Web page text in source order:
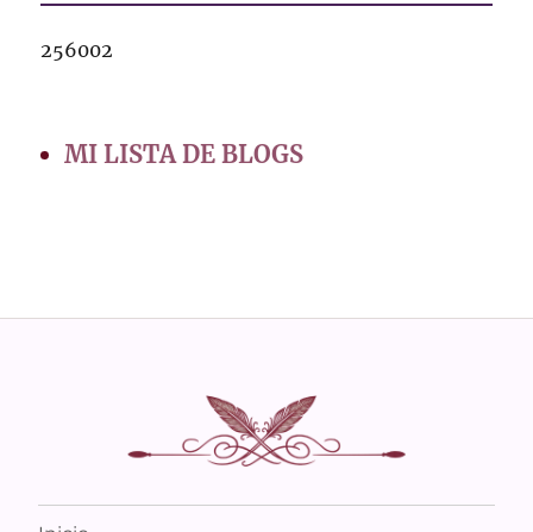
256002
MI LISTA DE BLOGS